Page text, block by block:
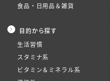
食品・日用品＆雑貨
目的から探す
生活習慣
スタミナ系
ビタミン＆ミネラル系